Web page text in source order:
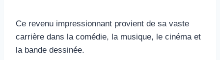
Ce revenu impressionnant provient de sa vaste
carrière dans la comédie, la musique, le cinéma et
la bande dessinée.